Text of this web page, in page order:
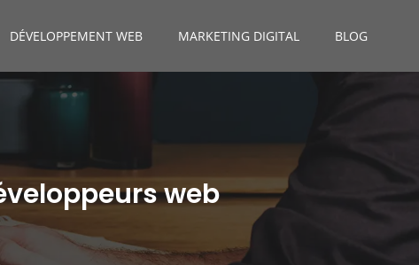
DÉVELOPPEMENT WEB MARKETING DIGITAL BLOG
web